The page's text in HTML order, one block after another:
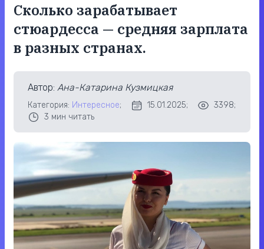
Сколько зарабатывает
стюардесса — средняя зарплата
в разных странах.
Автор: Ана-Катарина Кузмицкая
Категория: Интересное; 15.01.2025;
3398;
3 мин читать